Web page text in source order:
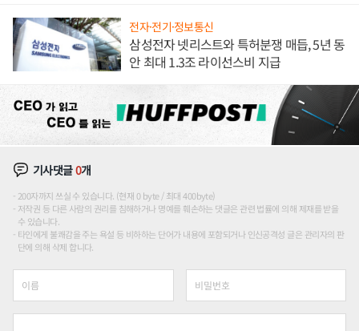
전자·전기·정보통신
삼성전자 넷리스트와 특허분쟁 매듭, 5년 동
안 최대 1.3조 라이선스비 지급
기사댓글0개
200자까지 쓰실 수 있습니다. (현재 0 byte / 최대 400byte)
저작권 등 다른 사람의 권리를 침해하거나 명예를 훼손하는 댓글은 관련 법률에 의해 제재를 받을
수 있습니다.
타인에게 불쾌감을 주는 욕설 등 비하하는 단어가 내용에 포함되거나 인신공격성 글은 관리자의 판
단에 의해 삭제 합니다.